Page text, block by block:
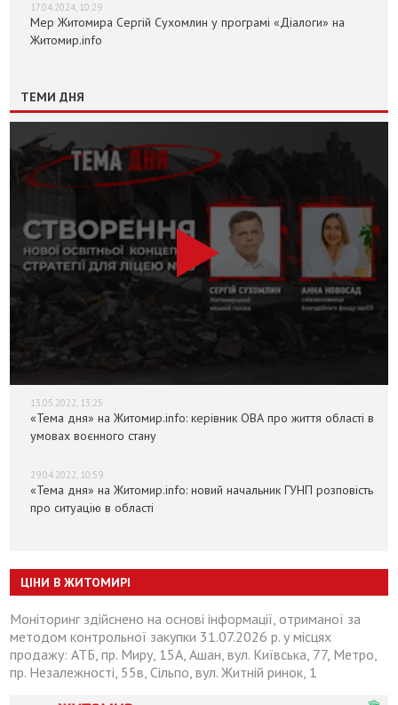
17.04.2024, 10:29
Мер Житомира Сергій Сухомлин у програмі «Діалоги» на
Житомир.info
ТЕМИ ДНЯ
13.05.2022, 13:25
«Тема дня» на Житомир.info: керівник ОВА про життя області в
умовах воєнного стану
29.04.2022, 10:59
«Тема дня» на Житомир.info: новий начальник ГУНП розповість
про ситуацію в області
ЦІНИ В ЖИТОМИРІ
Моніторинг здійснено на основі інформації, отриманої за
методом контрольної закупки 31.07.2026 р. у місцях
продажу: АТБ, пр. Миру, 15А, Ашан, вул. Київська, 77, Метро,
пр. Незалежності, 55в, Сільпо, вул. Житній ринок, 1